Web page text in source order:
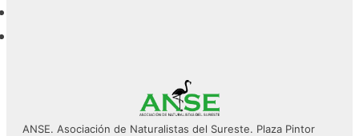
ANSE. Asociación de Naturalistas del Sureste. Plaza Pintor